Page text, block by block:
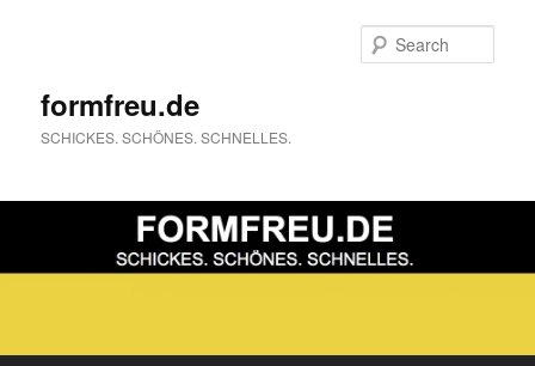
formfreu.de
SCHICKES. SCHÖNES. SCHNELLES.